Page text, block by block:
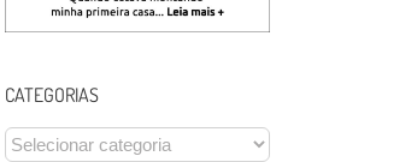
CATEGORIAS
CATEGORIAS